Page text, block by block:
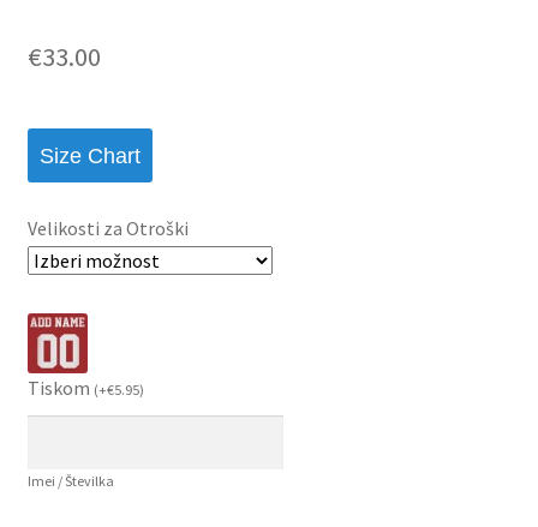
€33.00
Size Chart
Velikosti za Otroški
Tiskom (+€5.95)
Imei / Številka